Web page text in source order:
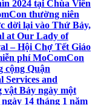
2024 tại Chùa Viên
thường niên
dời lại vào Thứ Bảy,
at Our Lady of
– Hội Chợ Tết Giáo
phí MoComCon
cộng Quận
Services and
vật Bảy ngày một
14 tháng 1 năm